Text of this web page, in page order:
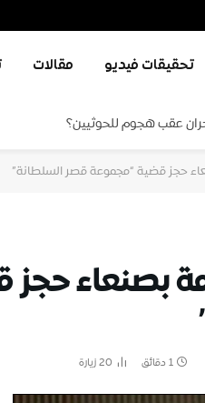
تحقيقات فيديو مقالات
عقب هجوم للحوثيين؟
حجز قضية “مجموعة قصر السلطانة”
بصنعاء
1 دقائق 20زيارة